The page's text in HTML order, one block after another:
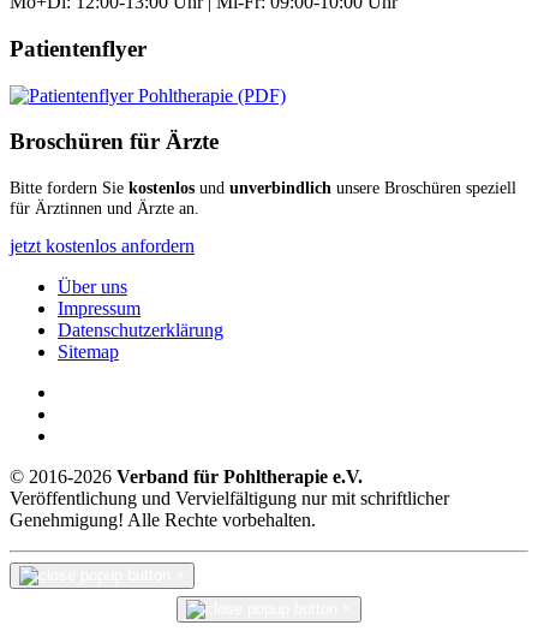
Patientenflyer
Broschüren für Ärzte
Bitte fordern Sie kostenlos und unverbindlich unsere Broschüren speziell
für Ärztinnen und Ärzte an.
jetzt kostenlos anfordern
Über uns
Impressum
Datenschutzerklärung
Sitemap
© 2016-2026 Verband für Pohltherapie e.V.
Veröffentlichung und Vervielfältigung nur mit schriftlicher
Genehmigung! Alle Rechte vorbehalten.